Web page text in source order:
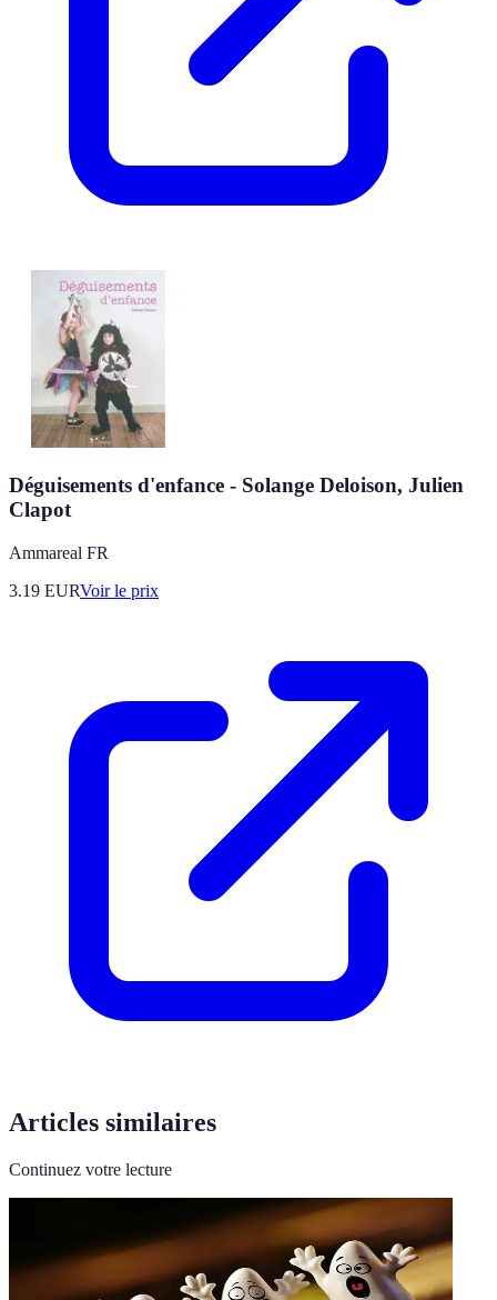
Déguisements d'enfance - Solange Deloison, Julien
Clapot
Ammareal FR
3.19 EURVoir le prix
Articles similaires
Continuez votre lecture